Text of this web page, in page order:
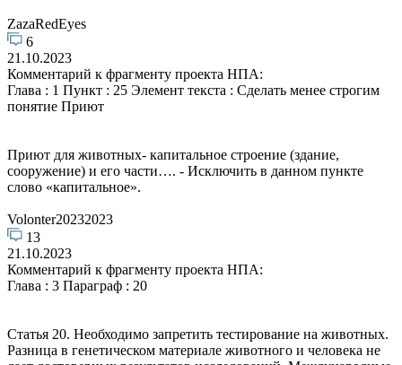
ZazaRedEyes
6
21.10.2023
Комментарий к фрагменту проекта НПА:
Глава : 1 Пункт : 25 Элемент текста : Сделать менее строгим
понятие Приют
Приют для животных- капитальное строение (здание,
сооружение) и его части…. - Исключить в данном пункте
слово «капитальное».
Volonter20232023
13
21.10.2023
Комментарий к фрагменту проекта НПА:
Глава : 3 Параграф : 20
Статья 20. Необходимо запретить тестирование на животных.
Разница в генетическом материале животного и человека не